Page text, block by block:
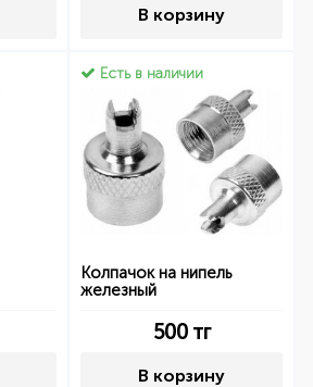
В корзину
Есть в наличии
Колпачок на нипель
железный
500тг
В корзину